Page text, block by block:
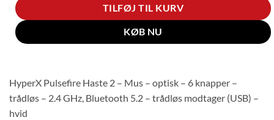
TILFØJ TIL KURV
KØB NU
HyperX Pulsefire Haste 2 – Mus – optisk – 6 knapper –
trådløs – 2.4 GHz, Bluetooth 5.2 – trådløs modtager (USB) –
hvid